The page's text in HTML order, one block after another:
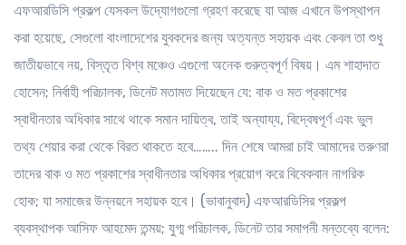
এফআরডিসি প্রকল্প যেসকল উদ্যোগগুলো গ্রহণ করেছে যা আজ এখানে উপস্থাপন
করা হয়েছে, সেগুলো বাংলাদেশের যুবকদের জন্য অত্যন্ত সহায়ক এবং কেবল তা শুধু
জাতীয়ভাবে নয়, বিস্তৃত বিশ্ব মঞ্চেও এগুলো অনেক গুরুত্বপূর্ণ বিষয়। এম শাহাদাত
হোসেন; নির্বাহী পরিচালক, ডিনেট মতামত দিয়েছেন যে: বাক ও মত প্রকাশের
স্বাধীনতার অধিকার সাথে থাকে সমান দায়িত্ব, তাই অন্যায্য, বিদ্বেষপূর্ণ এবং ভুল
তথ্য শেয়ার করা থেকে বিরত থাকতে হবে…….. দিন শেষে আমরা চাই আমাদের তরুণরা
তাদের বাক ও মত প্রকাশের স্বাধীনতার অধিকার প্রয়োগ করে বিবেকবান নাগরিক
হোক; যা সমাজের উন্নয়নে সহায়ক হবে। (ভাবানুবাদ) এফআরডিসির প্রকল্প
ব্যবস্থাপক আসিফ আহমেদ তন্ময়; যুগ্ম পরিচালক, ডিনেট তার সমাপনী মন্তব্যে বলেন: